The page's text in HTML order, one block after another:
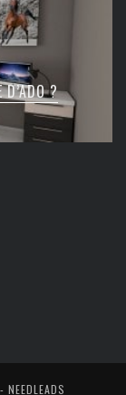
D’ADO ?
NEEDLEADS